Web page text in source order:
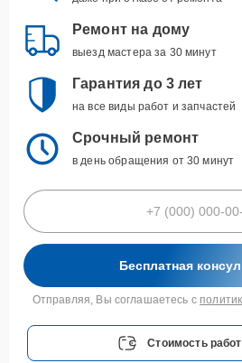
Ремонт на дому
выезд мастера за 30 минут
Гарантия до 3 лет
на все виды работ и запчастей
Срочный ремонт
в день обращения от 30 минут
Бесплатная
Отправляя, Вы соглашаетесь с
Стоимость работ